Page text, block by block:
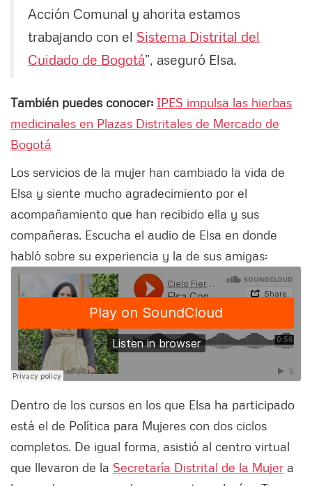
Acción Comunal y ahorita estamos
trabajando con el Sistema Distrital del
Cuidado de Bogotá”, aseguró Elsa.
También puedes conocer: IPES impulsa las hierbas
medicinales en Plazas Distritales de Mercado de
Bogotá
Los servicios de la mujer han cambiado la vida de
Elsa y siente mucho agradecimiento por el
acompañamiento que han recibido ella y sus
compañeras. Escucha el audio de Elsa en donde
habló sobre su experiencia y la de sus amigas:
Dentro de los cursos en los que Elsa ha participado
está el de Política para Mujeres con dos ciclos
completos. De igual forma, asistió al centro virtual
que llevaron de la Secretaría Distrital de la Mujer a